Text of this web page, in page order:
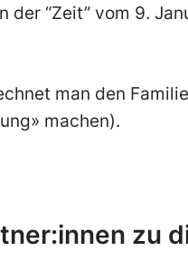
der “Zeit” vom 9.
man den
machen).
zu